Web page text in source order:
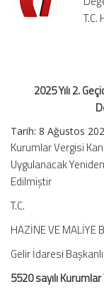
T.C.
2025 Yılı 2.
Tarih: 8 Ağustos
Kurumlar Vergisi
Uygulanacak
Edilmiştir
T.C.
HAZİNE VE MALİYE
Gelir İdaresi
5520 sayılı